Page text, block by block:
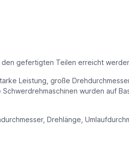
den gefertigten Teilen erreicht
Leistung, große
wurden auf
Drehlänge,